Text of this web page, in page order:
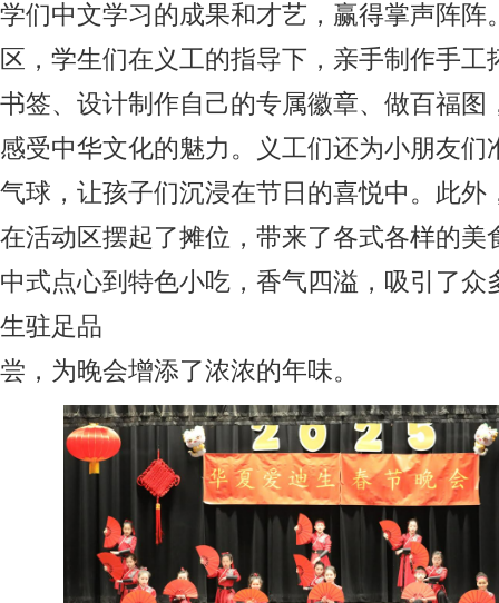
学们中文学习的成果和才艺，赢得掌声阵阵
区，学生们在义工的指导下，亲手制作手工
书签、设计制作自己的专属徽章、做百福图
感受中华文化的魅力。义工们还为小朋友们
气球，让孩子们沉浸在节日的喜悦中。此外
在活动区摆起了摊位，带来了各式各样的美
中式点心到特色小吃，香气四溢，吸引了众
生驻足品
尝，为晚会增添了浓浓的年味。